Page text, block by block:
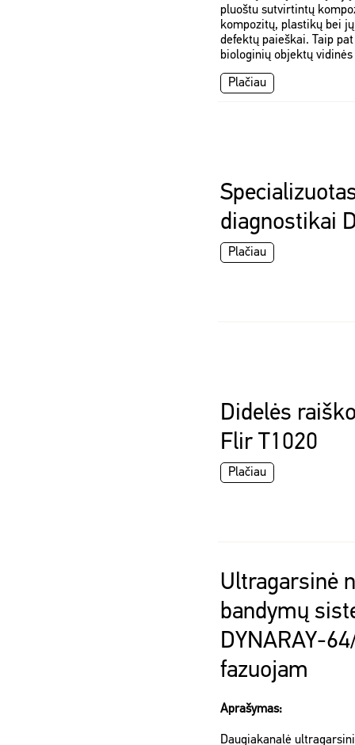
pluoštu sutvirtintų
kompozitų, plastikų bei
defektų paieškai. Taip
biologinių objektų
Plačiau
diagnostikai
Plačiau
Didelės
Flir T1020
Plačiau
Ultragarsinė
bandymų
DYNARAY-
fazuojam
Aprašymas:
Daugiakanalė